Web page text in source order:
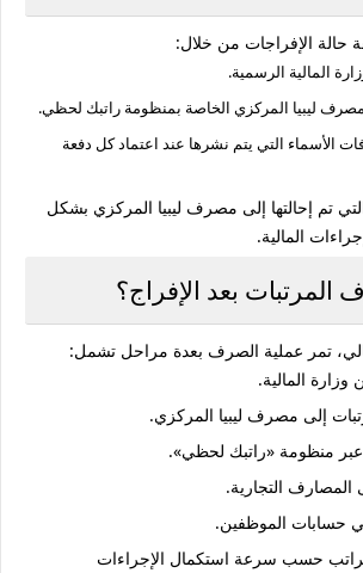
حالة الإفراجات من خلال:
المالية الرسمية.
مصرف ليبيا المركزي الخاصة بمنظومة راتبك لحظي.
الأسماء التي يتم نشرها عند اعتماد كل دفعة
تم إحالتها إلى مصرف ليبيا المركزي بشكل
المالية.
بعد الإفراج؟
تمر عملية الصرف بعدة مراحل تشمل:
وزارة المالية.
إلى مصرف ليبيا المركزي.
عبر منظومة «راتبك لحظي».
المصارف التجارية.
حسابات الموظفين.
حسب سرعة استكمال الإجراءات